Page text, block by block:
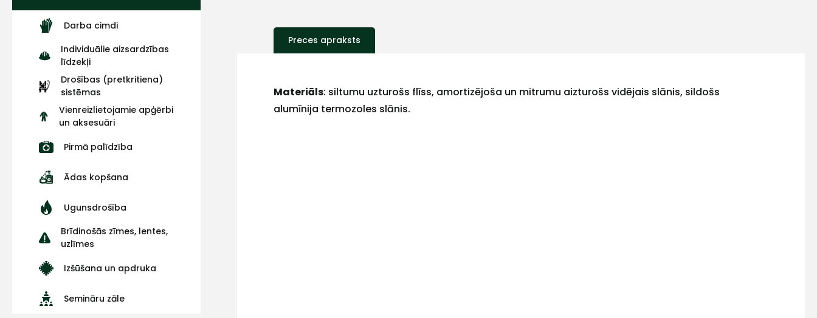
Darba cimdi
Individuālie aizsardzības
līdzekļi
Drošības (pretkritiena)
sistēmas
Vienreizlietojamie apģērbi
un aksesuāri
Pirmā palīdzība
Ādas kopšana
Ugunsdrošība
Brīdinošās zīmes, lentes,
uzlīmes
Izšūšana un apdruka
Semināru zāle
Preces apraksts
Materiāls: siltumu uzturošs flīss, amortizējoša un mitrumu aizturošs vidējais slānis, sildošs
alumīnija termozoles slānis.
+